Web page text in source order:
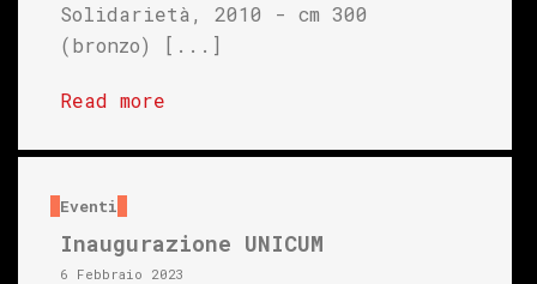
Solidarietà, 2010 - cm 300
(bronzo) [...]
Read more
Eventi
Inaugurazione UNICUM
6 Febbraio 2023